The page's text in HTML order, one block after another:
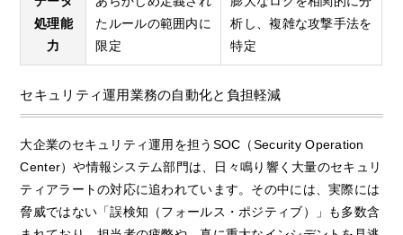
処理能
力
たルールの範囲内に
限定
析し、複雑な攻撃手法を
特定
セキュリティ運用業務の自動化と負担軽減
大企業のセキュリティ運用を担うSOC（Security Operation
Center）や情報システム部門は、日々鳴り響く大量のセキュリ
ティアラートの対応に追われています。その中には、実際には
脅威ではない「誤検知（フォールス・ポジティブ）」も多数含